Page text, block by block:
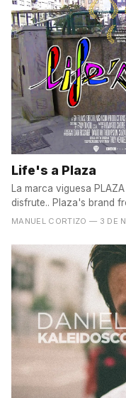
Life's a Plaza
La marca viguesa
disfrute.. Plaza's
MANUEL CORTIZO — 3 DE